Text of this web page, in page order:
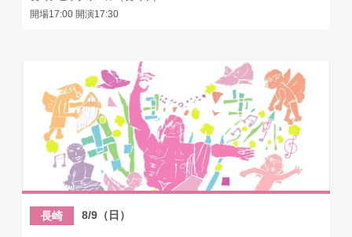
開場17:00 開演17:30
長崎 8/9（日）